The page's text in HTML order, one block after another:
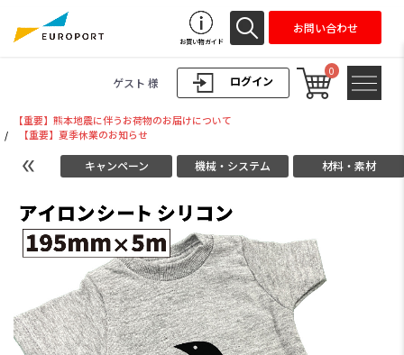
ログイン
ゲスト 様
0
お買い物ガイド
お問い合わせ
【重要】熊本地震に伴うお荷物のお届けについて
/
【重要】夏季休業のお知らせ
キャンペーン 機械・システム 材料・素材